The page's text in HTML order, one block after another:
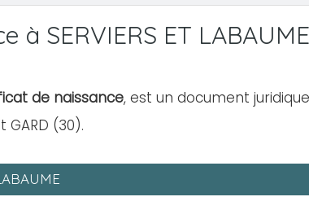
à SERVIERS ET
de naissance, est un document
GARD (30).